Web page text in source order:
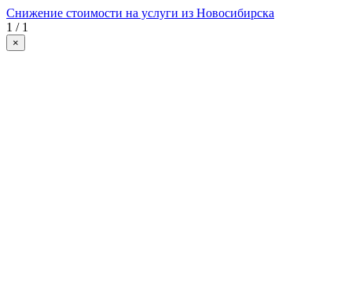
Снижение стоимости на услуги из Новосибирска
1 / 1
×